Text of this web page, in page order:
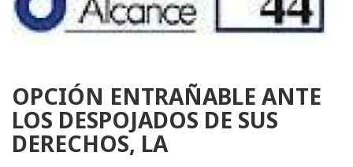
OPCIÓN ENTRAÑABLE ANTE
LOS DESPOJADOS DE SUS
DERECHOS, LA